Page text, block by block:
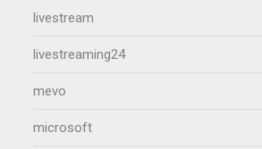
livestream
livestreaming24
mevo
microsoft